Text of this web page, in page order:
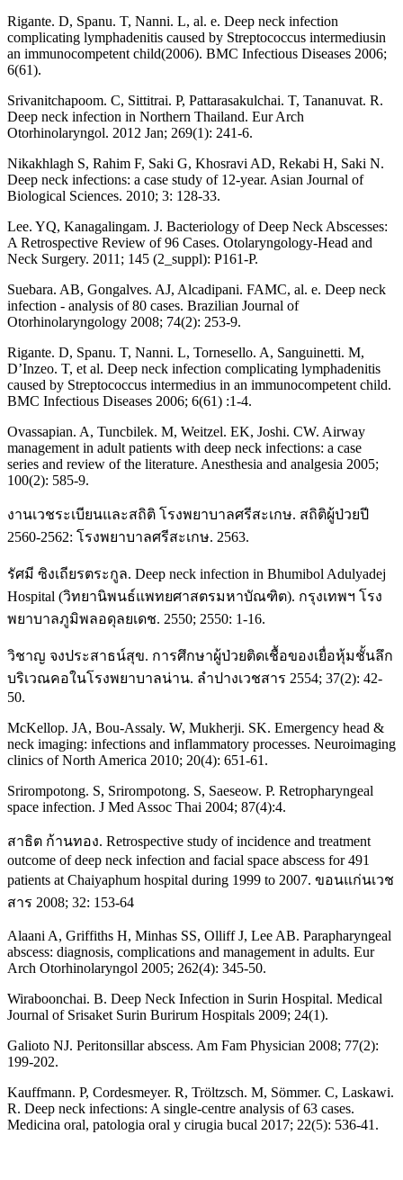
Rigante. D, Spanu. T, Nanni. L, al. e. Deep neck infection
complicating lymphadenitis caused by Streptococcus intermediusin
an immunocompetent child(2006). BMC Infectious Diseases 2006;
6(61).
Srivanitchapoom. C, Sittitrai. P, Pattarasakulchai. T, Tananuvat. R.
Deep neck infection in Northern Thailand. Eur Arch
Otorhinolaryngol. 2012 Jan; 269(1): 241-6.
Nikakhlagh S, Rahim F, Saki G, Khosravi AD, Rekabi H, Saki N.
Deep neck infections: a case study of 12-year. Asian Journal of
Biological Sciences. 2010; 3: 128-33.
Lee. YQ, Kanagalingam. J. Bacteriology of Deep Neck Abscesses:
A Retrospective Review of 96 Cases. Otolaryngology-Head and
Neck Surgery. 2011; 145 (2_suppl): P161-P.
Suebara. AB, Gongalves. AJ, Alcadipani. FAMC, al. e. Deep neck
infection - analysis of 80 cases. Brazilian Journal of
Otorhinolaryngology 2008; 74(2): 253-9.
Rigante. D, Spanu. T, Nanni. L, Tornesello. A, Sanguinetti. M,
D’Inzeo. T, et al. Deep neck infection complicating lymphadenitis
caused by Streptococcus intermedius in an immunocompetent child.
BMC Infectious Diseases 2006; 6(61) :1-4.
Ovassapian. A, Tuncbilek. M, Weitzel. EK, Joshi. CW. Airway
management in adult patients with deep neck infections: a case
series and review of the literature. Anesthesia and analgesia 2005;
100(2): 585-9.
งานเวชระเบียนและสถิติ โรงพยาบาลศรีสะเกษ. สถิติผู้ป่วยปี
2560-2562: โรงพยาบาลศรีสะเกษ. 2563.
รัศมี ซิงเถียรตระกูล. Deep neck infection in Bhumibol Adulyadej
Hospital (วิทยานิพนธ์แพทยศาสตรมหาบัณฑิต). กรุงเทพฯ โรง
พยาบาลภูมิพลอดุลยเดช. 2550; 2550: 1-16.
วิชาญ จงประสาธน์สุข. การศึกษาผู้ป่วยติดเชื้อของเยื่อหุ้มชั้นลึก
บริเวณคอในโรงพยาบาลน่าน. ลำปางเวชสาร 2554; 37(2): 42-
50.
McKellop. JA, Bou-Assaly. W, Mukherji. SK. Emergency head &
neck imaging: infections and inflammatory processes. Neuroimaging
clinics of North America 2010; 20(4): 651-61.
Srirompotong. S, Srirompotong. S, Saeseow. P. Retropharyngeal
space infection. J Med Assoc Thai 2004; 87(4):4.
สาธิต ก้านทอง. Retrospective study of incidence and treatment
outcome of deep neck infection and facial space abscess for 491
patients at Chaiyaphum hospital during 1999 to 2007. ขอนแก่นเวช
สาร 2008; 32: 153-64
Alaani A, Griffiths H, Minhas SS, Olliff J, Lee AB. Parapharyngeal
abscess: diagnosis, complications and management in adults. Eur
Arch Otorhinolaryngol 2005; 262(4): 345-50.
Wiraboonchai. B. Deep Neck Infection in Surin Hospital. Medical
Journal of Srisaket Surin Burirum Hospitals 2009; 24(1).
Galioto NJ. Peritonsillar abscess. Am Fam Physician 2008; 77(2):
199-202.
Kauffmann. P, Cordesmeyer. R, Tröltzsch. M, Sömmer. C, Laskawi.
R. Deep neck infections: A single-centre analysis of 63 cases.
Medicina oral, patologia oral y cirugia bucal 2017; 22(5): 536-41.